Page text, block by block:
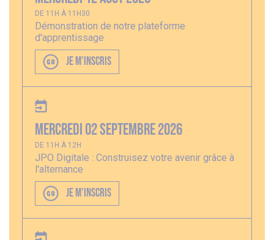
DE 11H À 11H30
Démonstration de notre plateforme
d'apprentissage
JE M’INSCRIS
Mercredi 02 septembre 2026
DE 11H À 12H
JPO Digitale : Construisez votre avenir grâce à
l'alternance
JE M’INSCRIS